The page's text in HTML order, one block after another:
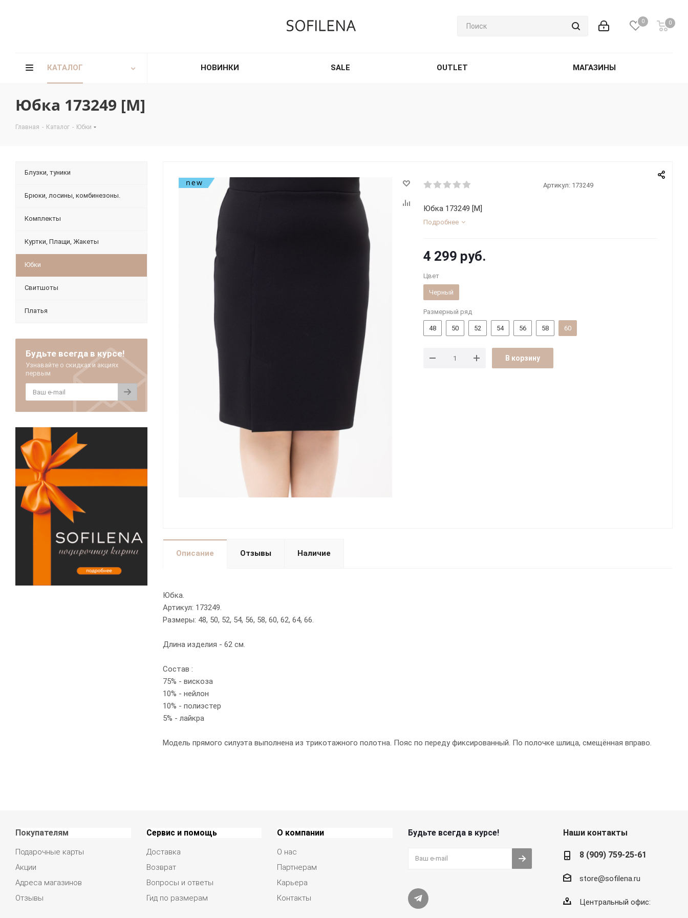
0 0
КАТАЛОГ НОВИНКИ SALE OUTLET МАГАЗИНЫ
Юбка 173249 [М]
Главная - Каталог - Юбки
Артикул: 173249
Юбка 173249 [М]
Подробнее
4 299 руб.
Цвет
Черный
Размерный ряд
48 50 52 54 56 58 60
В корзину
Описание Отзывы Наличие
Юбка.
Артикул: 173249.
Размеры: 48, 50, 52, 54, 56, 58, 60, 62, 64, 66.
Длина изделия - 62 см.
Состав :
75% - вискоза
10% - нейлон
10% - полиэстер
5% - лайкра
Модель прямого силуэта выполнена из трикотажного полотна. Пояс по переду фиксированный. По полочке шлица, смещённая вправо.
Блузки, туники
Брюки, лосины, комбинезоны.
Комплекты
Куртки, Плащи, Жакеты
Юбки
Свитшоты
Платья
Будьте всегда в курсе!
Узнавайте о скидках и акциях
первым
Покупателям
Подарочные карты
Акции
Адреса магазинов
Отзывы
Сервис и помощь
Доставка
Возврат
Вопросы и ответы
Гид по размерам
О компании
О нас
Партнерам
Карьера
Контакты
Будьте всегда в курсе! Наши контакты
8 (909) 759-25-61
store@sofilena.ru
Центральный офис: